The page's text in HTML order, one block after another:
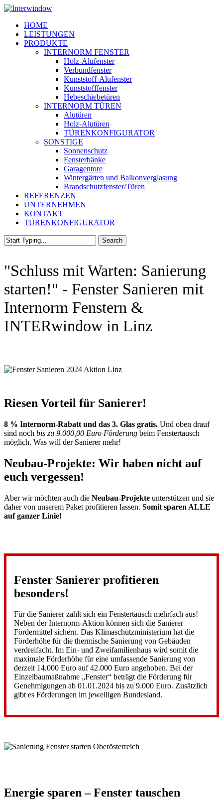
Skip
main
content
Menu
HOME
LEISTUNGEN
PRODUKTE
INTERNORM FENSTER
Holz-Alufenster
Verbundfenster
Kunststoff-Alufenster
Kunststofffenster
Hebeschiebetüren
INTERNORM TÜREN
Alutüren
Holz-Alutüren
TÜRENKONFIGURATOR
SONSTIGE
Sonnenschutz
Fensterbänke
Garagentore
Wintergärten und Balkonverglasung
Brandschutzfenster/Türen
REFERENZEN
UNTERNEHMEN
KONTAKT
TÜRENKONFIGURATOR
Search
"Schluss mit Warten: Sanierung
starten!" - Fenster Sanieren mit
Internorm Fenstern &
INTERwindow in Linz
Riesen Vorteil für Sanierer!
8 % Internorm-Rabatt und das 3. Glas gratis. Und oben drauf
sind noch bis zu 9.000,00 Euro Förderung beim Fenstertausch
möglich. Was will der Sanierer mehr!
Neubau-Projekte: Wir haben nicht auf
euch vergessen!
Aber wir möchten auch die Neubau-Projekte unterstützen und sie
daher von unserem Paket profitieren lassen. Somit sparen ALLE
auf ganzer Linie!
Fenster Sanierer profitieren
besonders!
Für die Sanierer zahlt sich ein Fenstertausch mehrfach aus!
Neben der Internorm-Aktion können sich die Sanierer
Fördermittel sichern. Das Klimaschutzministerium hat die
Förderhöhe für die thermische Sanierung von Gebäuden
verdreifacht. Im Ein- und Zweifamilienhaus wird somit die
maximale Förderhöhe für eine umfassende Sanierung von
derzeit 14.000 Euro auf 42.000 Euro angehoben. Bei der
Einzelbaumaßnahme „Fenster“ beträgt die Förderung für
Genehmigungen ab 01.01.2024 bis zu 9.000 Euro. Zusätzlich
gibt es Förderungen im jeweiligen Bundesland.
Energie sparen – Fenster tauschen